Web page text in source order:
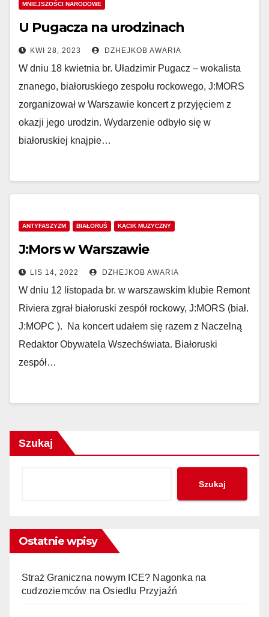
MNIEJSZOŚCI NARODOWE
U Pugacza na urodzinach
KWI 28, 2023 DZHEJKOB AWARIA
W dniu 18 kwietnia br. Uładzimir Pugacz – wokalista
znanego, białoruskiego zespołu rockowego, J:MORS
zorganizował w Warszawie koncert z przyjęciem z
okazji jego urodzin. Wydarzenie odbyło się w
białoruskiej knajpie…
ANTYFASZYZM BIAŁORUŚ KĄCIK MUZYCZNY
J:Mors w Warszawie
LIS 14, 2022 DZHEJKOB AWARIA
W dniu 12 listopada br. w warszawskim klubie Remont
Riviera zgrał białoruski zespół rockowy, J:MORS (biał.
J:МОРС ). Na koncert udałem się razem z Naczelną
Redaktor Obywatela Wszechświata. Białoruski
zespół…
Szukaj
Szukaj
Ostatnie wpisy
Straż Graniczna nowym ICE? Nagonka na
cudzoziemców na Osiedlu Przyjaźń